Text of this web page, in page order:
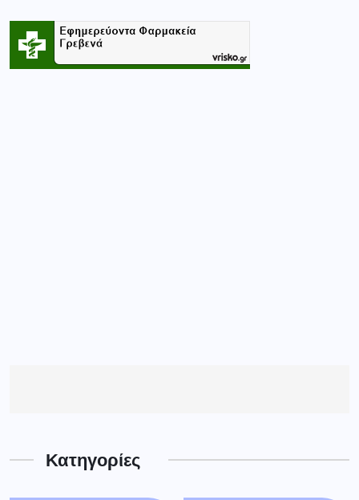
Κατηγορίες